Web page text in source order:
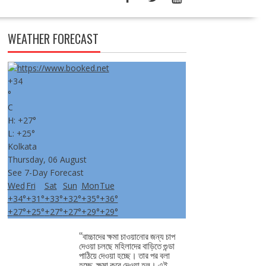
WEATHER FORECAST
+34
°
C
H: +27°
L: +25°
Kolkata
Thursday, 06 August
See 7-Day Forecast
Wed Fri Sat Sun MonTue
+34°+31°+33°+32°+35°+36°
+27°+25°+27°+27°+29°+29°
‘‘বাচ্চাদের ক্ষমা চাওয়ানোর জন্য চাপ
দেওয়া চলছে মহিলাদের বাড়িতে গুন্ডা
পাঠিয়ে দেওয়া হচ্ছে। তার পর বলা